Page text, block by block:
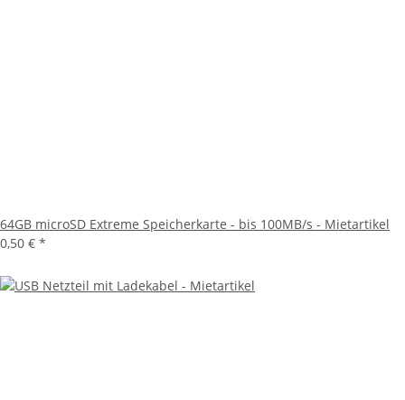
64GB microSD Extreme Speicherkarte - bis 100MB/s - Mietartikel
0,50 € *